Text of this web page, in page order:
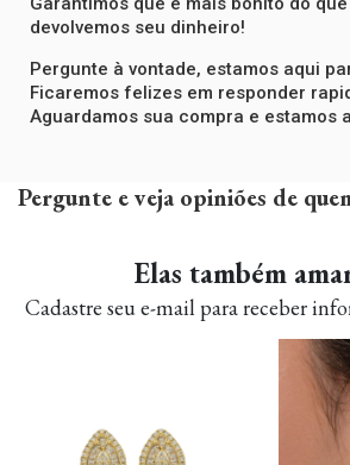
devolvemos seu dinheiro!
Pergunte à vontade, estamos aqui
Ficaremos felizes em responder
Aguardamos sua compra e estamos
Pergunte e veja opiniões de
Elas também
Cadastre seu e-mail para receber